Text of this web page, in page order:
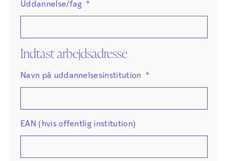
Uddannelse/fag *
Indtast arbejdsadresse
Navn på uddannelsesinstitution *
EAN (hvis offentlig institution)